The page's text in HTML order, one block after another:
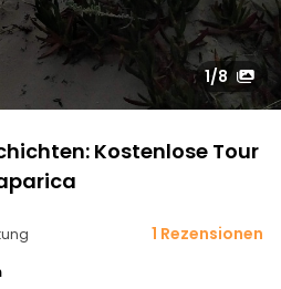
1/8
Kostenlose Tour
1 Rezensionen